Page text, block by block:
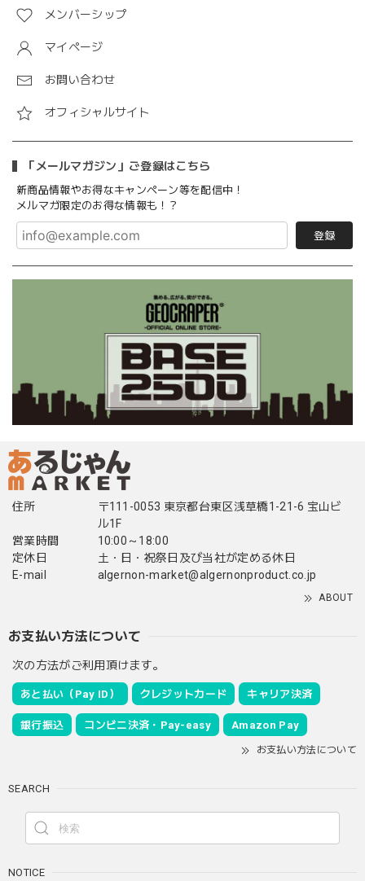
メンバーシップ
マイページ
お問い合わせ
オフィシャルサイト
「メールマガジン」ご登録はこちら
新商品情報やお得なキャンペーン等を配信中！
メルマガ限定のお得な情報も！？
登録
住所
〒111-0053 東京都台東区浅草橋1-21-6 宝山ビ
ル1F
営業時間
10:00～18:00
定休日
土・日・祝祭日及び当社が定める休日
E-mail
algernon-market@algernonproduct.co.jp
ABOUT
お支払い方法について
次の方法がご利用頂けます。
あと払い（Pay ID） クレジットカード キャリア決済
銀行振込 コンビニ決済・Pay-easy Amazon Pay
お支払い方法について
SEARCH
NOTICE